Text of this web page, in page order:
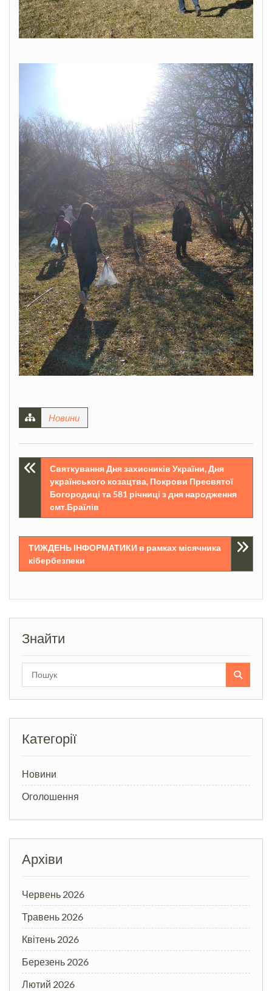
Новини
Навігація
записів
Святкування Дня захисників України, Дня
українського козацтва, Покрови Пресвятої
Богородиці та 581 річниці з дня народження
смт.Браїлів
ТИЖДЕНЬ ІНФОРМАТИКИ в рамках місячника
кібербезпеки
Знайти
Категорії
Новини
Оголошення
Архіви
Червень 2026
Травень 2026
Квітень 2026
Березень 2026
Лютий 2026